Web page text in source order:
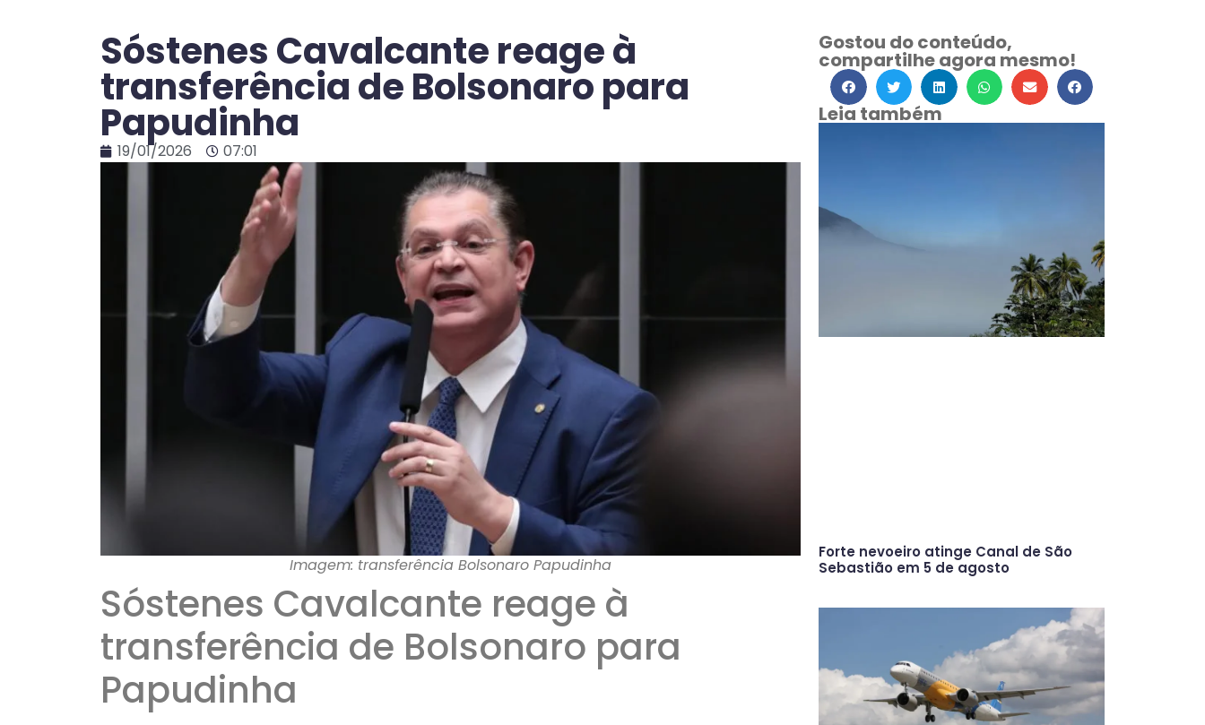
Sóstenes Cavalcante reage à
transferência de Bolsonaro para
Papudinha
19/01/2026 07:01
Imagem: transferência Bolsonaro Papudinha
Sóstenes Cavalcante reage à
transferência de Bolsonaro para
Papudinha
Gostou do conteúdo,
compartilhe agora mesmo!
Leia também
Forte nevoeiro atinge Canal de São
Sebastião em 5 de agosto